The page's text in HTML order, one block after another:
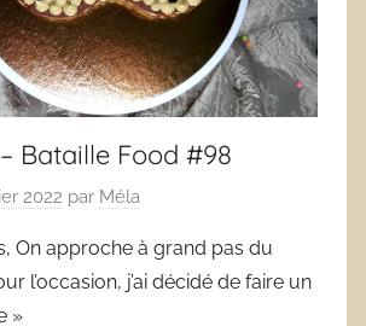
Bataille Food #98
2022 par Méla
On approche à grand pas du
l’occasion, j’ai décidé de faire un
»